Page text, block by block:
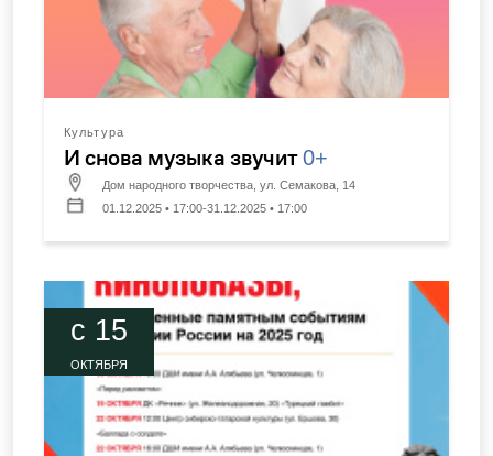
Культура
И снова музыка звучит0+
Дом народного творчества, ул. Семакова, 14
01.12.2025 • 17:00-31.12.2025 • 17:00
c 15
ОКТЯБРЯ